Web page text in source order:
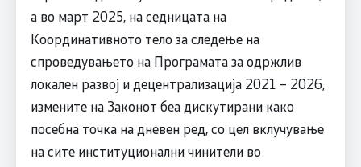
а во март 2025, на седницата на
Координативното тело за следење на
спроведувањето на Програмата за одржлив
локален развој и децентрализација 2021 – 2026,
измените на Законот беа дискутирани како
посебна точка на дневен ред, со цел вклучување
на сите институционални чинители во